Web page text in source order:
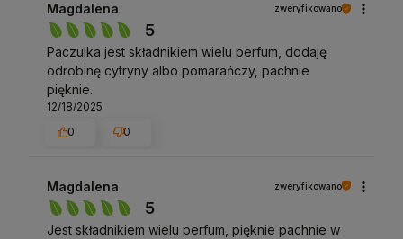
Magdalena zweryfikowano
5
Paczulka jest składnikiem wielu perfum, dodaję
odrobinę cytryny albo pomarańczy, pachnie
pięknie.
12/18/2025
0
0
Magdalena zweryfikowano
5
Jest składnikiem wielu perfum, pięknie pachnie w